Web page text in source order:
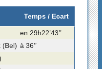
Temps / Ecart
en 29h22’43’’
(Bel) à 36’’